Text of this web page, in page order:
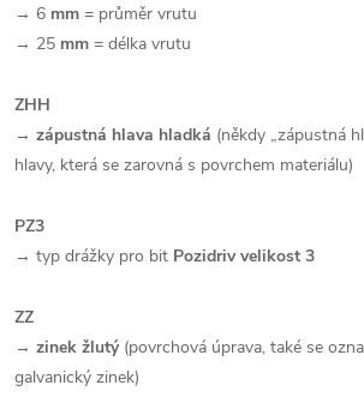
→ 6 mm = průměr vrutu
→ 25 mm = délka vrutu
ZHH
→ zápustná hlava hladká (někdy „zápustná
hlavy, která se zarovná s povrchem materiálu)
PZ3
→ typ drážky pro bit Pozidriv velikost 3
ZZ
→ zinek žlutý(povrchová úprava, také se
galvanický zinek)